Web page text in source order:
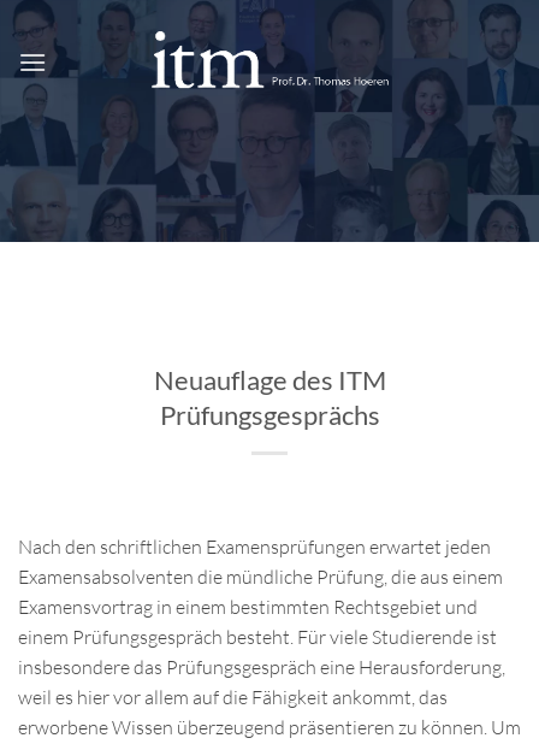
Zum
springen
Neuauflage des ITM
Prüfungsgesprächs
Nach den schriftlichen Examensprüfungen erwartet jeden
Examensabsolventen die mündliche Prüfung, die aus einem
Examensvortrag in einem bestimmten Rechtsgebiet und
einem Prüfungsgespräch besteht. Für viele Studierende ist
insbesondere das Prüfungsgespräch eine Herausforderung,
weil es hier vor allem auf die Fähigkeit ankommt, das
erworbene Wissen überzeugend präsentieren zu können. Um